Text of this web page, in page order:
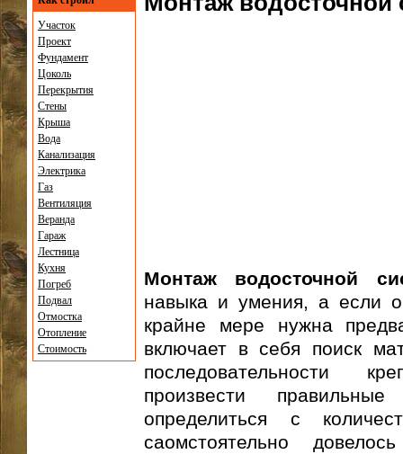
Монтаж водосточной
навыка и умения, а если
крайне мере нужна
включает в себя поиск
последовательности
произвести
определиться с
саомстоятельно
Участок
Проект
Фундамент
Цоколь
Перекрытия
Стены
Крыша
Вода
Канализация
Электрика
Газ
Вентиляция
Веранда
Гараж
Лестница
Кухня
Погреб
Подвал
Отмостка
Отопление
Стоимость